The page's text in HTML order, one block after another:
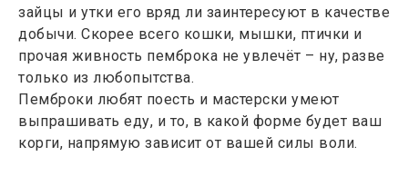
зайцы и утки его вряд ли заинтересуют в качестве
добычи. Скорее всего кошки, мышки, птички и
прочая живность пемброка не увлечёт – ну, разве
только из любопытства.
Пемброки любят поесть и мастерски умеют
выпрашивать еду, и то, в какой форме будет ваш
корги, напрямую зависит от вашей силы воли.